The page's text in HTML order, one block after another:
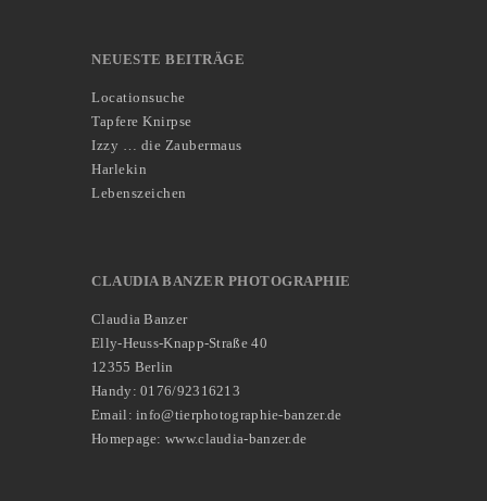
NEUESTE BEITRÄGE
Locationsuche
Tapfere Knirpse
Izzy … die Zaubermaus
Harlekin
Lebenszeichen
CLAUDIA BANZER PHOTOGRAPHIE
Claudia Banzer
Elly-Heuss-Knapp-Straße 40
12355 Berlin
Handy: 0176/92316213
Email: info@tierphotographie-banzer.de
Homepage: www.claudia-banzer.de